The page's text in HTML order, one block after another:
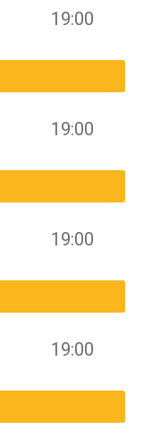
19:00
19:00
19:00
19:00